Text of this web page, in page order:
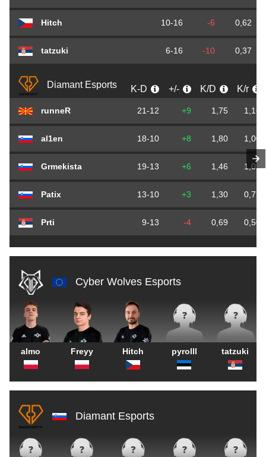
Hitch 10-16 -6 0,62
tatzuki 6-16 -10 0,37
Diamant Esports K-D +/- K/D K/r
runneR 21-12 +9 1,75 1,16
al1en 18-10 +8 1,80 1,00
Grmekista 19-13 +6 1,46 1,05
Patix 13-10 +3 1,30 0,72
Prti 9-13 -4 0,69 0,50
Cyber Wolves Esports
almo Freyy Hitch pyrolll tatzuki
Diamant Esports